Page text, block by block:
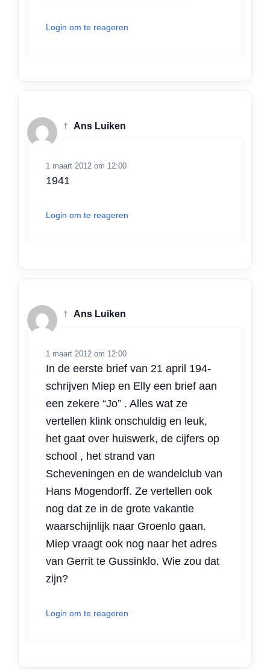
Login om te reageren
† Ans Luiken
1 maart 2012 om 12:00
1941
Login om te reageren
† Ans Luiken
1 maart 2012 om 12:00
In de eerste brief van 21 april 194-
schrijven Miep en Elly een brief aan
een zekere “Jo” . Alles wat ze
vertellen klink onschuldig en leuk,
het gaat over huiswerk, de cijfers op
school , het strand van
Scheveningen en de wandelclub van
Hans Mogendorff. Ze vertellen ook
nog dat ze in de grote vakantie
waarschijnlijk naar Groenlo gaan.
Miep vraagt ook nog naar het adres
van Gerrit te Gussinklo. Wie zou dat
zijn?
Login om te reageren